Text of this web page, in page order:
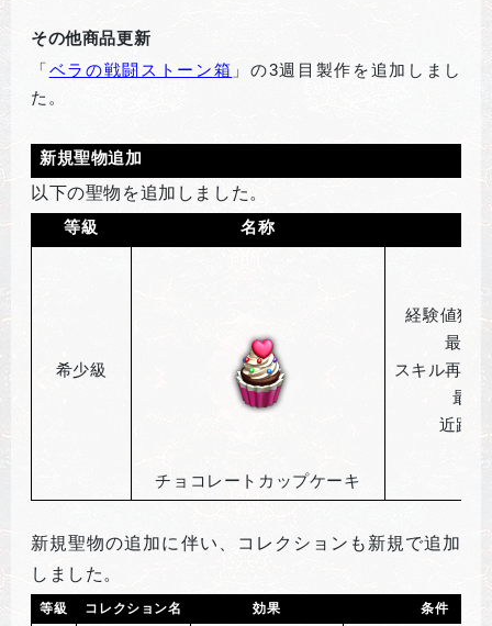
その他商品更新
「ベラの戦闘ストーン箱 」の3週目製作を追加しまし
た。
新規聖物追加
以下の聖物を追加しました。
等級 名称
希少級
チョコレートカップケーキ
経験値獲
最大
スキル再使
最大
近距
新規聖物の追加に伴い、コレクションも新規で追加
しました。
等級 コレクション名 効果 条件